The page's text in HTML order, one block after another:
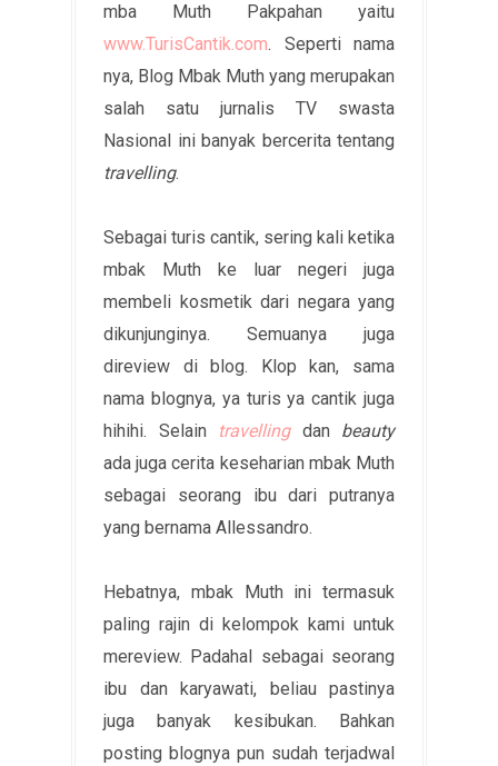
mba Muth Pakpahan yaitu
www.TurisCantik.com. Seperti nama
nya, Blog Mbak Muth yang merupakan
salah satu jurnalis TV swasta
Nasional ini banyak bercerita tentang
travelling.
Sebagai turis cantik, sering kali ketika
mbak Muth ke luar negeri juga
membeli kosmetik dari negara yang
dikunjunginya. Semuanya juga
direview di blog. Klop kan, sama
nama blognya, ya turis ya cantik juga
hihihi. Selain
travellingdan beauty
ada juga cerita keseharian mbak Muth
sebagai seorang ibu dari putranya
yang bernama Allessandro.
Hebatnya, mbak Muth ini termasuk
paling rajin di kelompok kami untuk
mereview. Padahal sebagai seorang
ibu dan karyawati, beliau pastinya
juga banyak kesibukan. Bahkan
posting blognya pun sudah terjadwal